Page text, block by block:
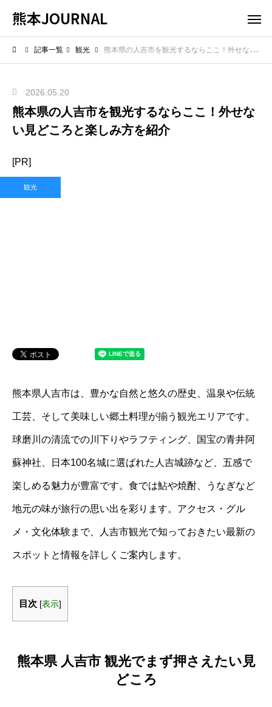
熊本JOURNAL
記事一覧 観光 熊本県の人吉市を観光するならここ！外せない見どころと楽しみ方を紹介
2026.05.20
熊本県の人吉市を観光するならここ！外せな
い見どころと楽しみ方を紹介
[PR]
観光
熊本県人吉市は、豊かな自然と悠久の歴史、温泉や伝統
工芸、そして美味しい郷土料理が揃う観光エリアです。
球磨川の清流での川下りやラフティング、国宝の青井阿
蘇神社、日本100名城に選ばれた人吉城跡など、五感で
楽しめる魅力が豊富です。食では鮎や焼酎、うなぎなど
地元の味が旅行の思い出を彩ります。アクセス・グル
メ・文化体験まで、人吉市観光で知っておきたい最新の
スポットと情報を詳しくご案内します。
目次 [表示]
熊本県 人吉市 観光でまず押さえたい見
どころ